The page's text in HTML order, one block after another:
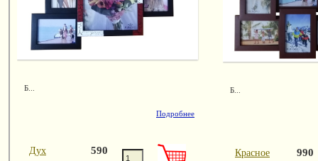
Б...
Подробнее
Дух
590
Б...
Красное 990